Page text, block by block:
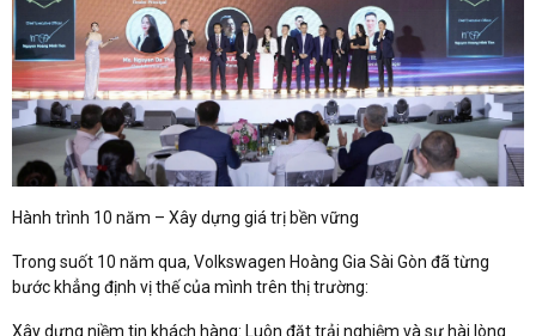
Hành trình 10 năm – Xây dựng giá trị bền vững
Trong suốt 10 năm qua, Volkswagen Hoàng Gia Sài Gòn đã từng
bước khẳng định vị thế của mình trên thị trường:
Xây dựng niềm tin khách hàng: Luôn đặt trải nghiệm và sự hài lòng